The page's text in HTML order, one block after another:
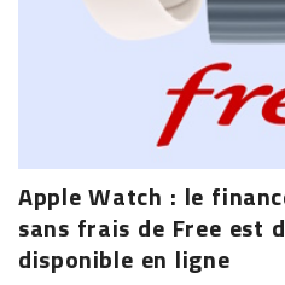
Apple Watch : le
sans frais de Free est
disponible en ligne